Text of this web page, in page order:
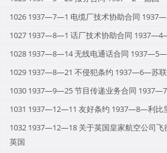
1026 1937—7—1 电缆厂技术协助合同
1027 1937—8—1 话厂技术协助合同
1028 1937—8—14 无线电通话合同
1029 1937—8—21 不侵犯条约 1937—6—苏联
1030 1937—9—25 节目传递业务合同
1031 1937—12—11 友好条约 1937—8—利比
1032 1937—12—18 关于英国皇家航空公司
英国